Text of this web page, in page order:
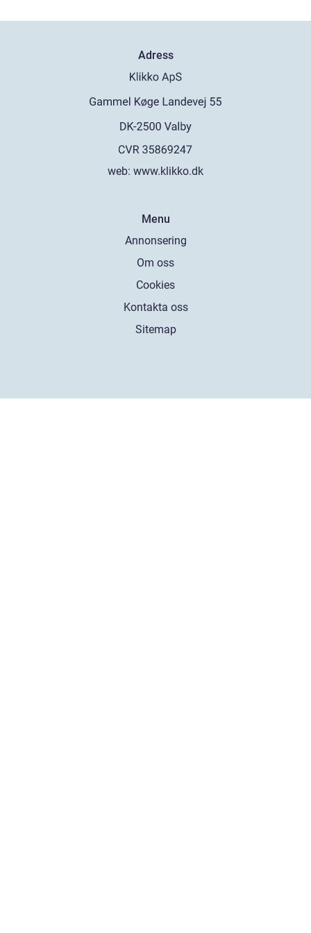
Adress
web: www.klikko.dk
Menu
Annonsering
Om oss
Cookies
Kontakta oss
Sitemap